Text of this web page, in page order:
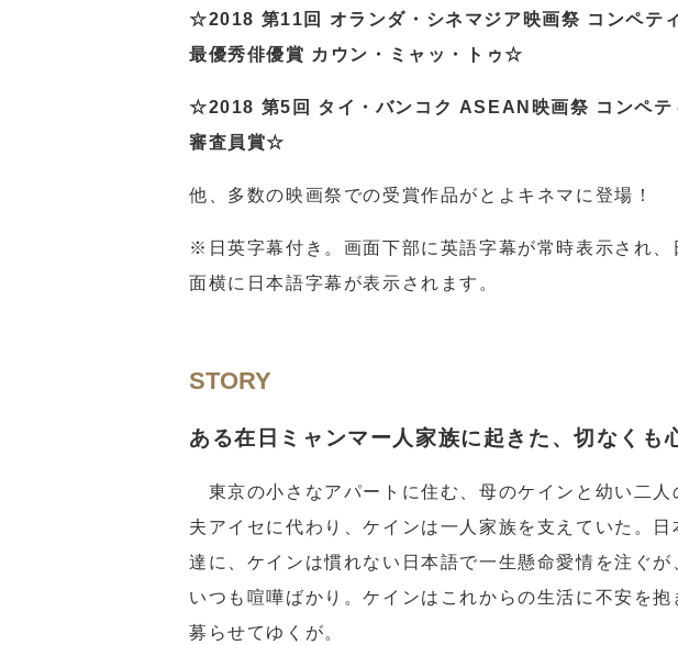
☆2018 第11回 オランダ・シネマジア映画祭 コンペテ
最優秀俳優賞 カウン・ミャッ・トゥ☆
☆2018 第5回 タイ・バンコク ASEAN映画祭 コンペテ
審査員賞☆
他、多数の映画祭での受賞作品がとよキネマに登場！
※日英字幕付き。画面下部に英語字幕が常時表示され
面横に日本語字幕が表示されます。
STORY
ある在日ミャンマー人家族に起きた、切なくも
東京の小さなアパートに住む、母のケインと幼い二人
夫アイセに代わり、ケインは一人家族を支えていた。
達に、ケインは慣れない日本語で一生懸命愛情を注ぐ
いつも喧嘩ばかり。ケインはこれからの生活に不安を
募らせてゆくが。